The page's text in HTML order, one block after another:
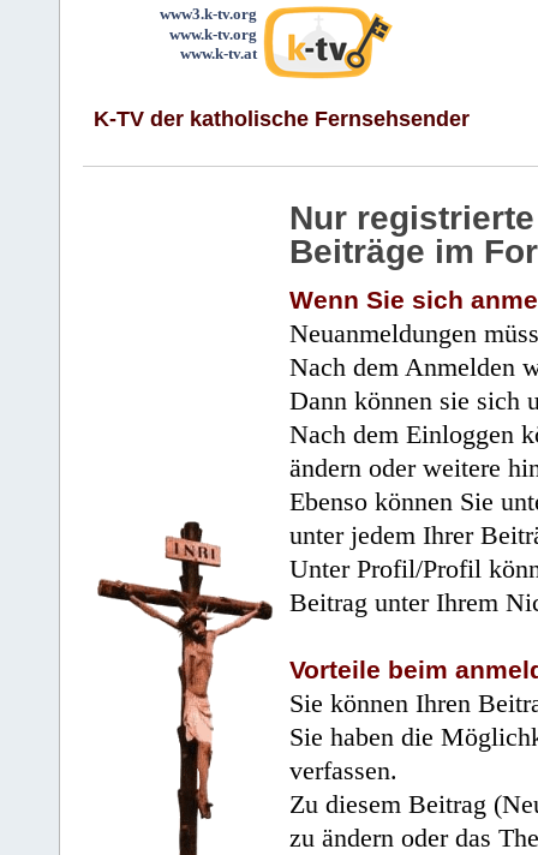
www3.k-tv.org
www.k-tv.org
www.k-tv.at
K-TV der katholische Fernsehsender
Nur
Beiträge im
Wenn Sie sich
Neuanmeldungen
Nach dem Anmelden
Dann können sie sich
Nach dem Einloggen
ändern oder weitere
Ebenso können Sie
unter jedem Ihrer
Unter Profil/Profil
Beitrag unter Ihrem
Vorteile beim
Sie können Ihren
Sie haben die
verfassen.
Zu diesem Beitrag
zu ändern oder das